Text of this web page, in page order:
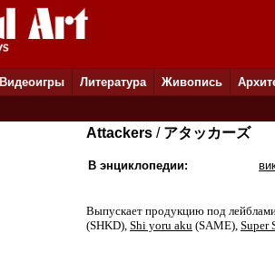
Видеоигры Литература Живопись
Attackers / アタッカーズ
В энциклопедии:
Выпускает продукцию под
(SHKD), Shi yoru aku (SAME), Super